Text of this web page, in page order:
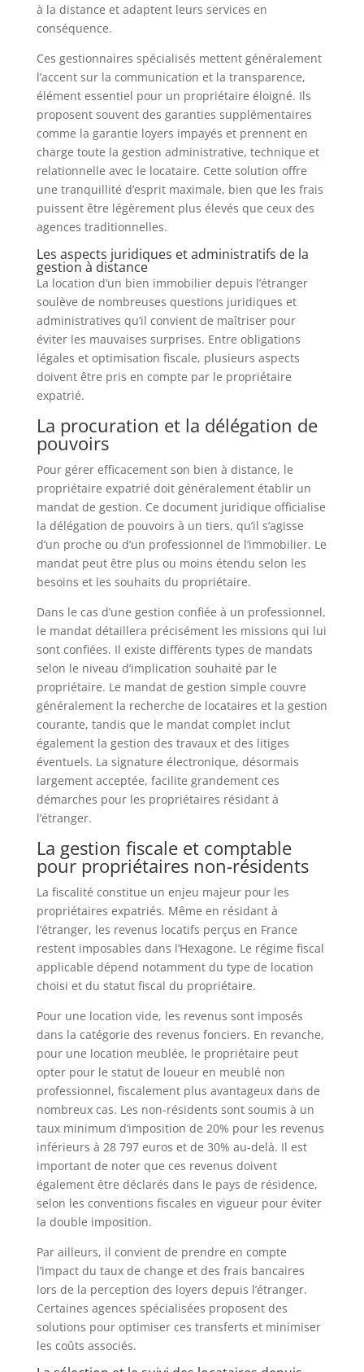
à la distance et adaptent leurs services en
conséquence.
Ces gestionnaires spécialisés mettent généralement
l’accent sur la communication et la transparence,
élément essentiel pour un propriétaire éloigné. Ils
proposent souvent des garanties supplémentaires
comme la garantie loyers impayés et prennent en
charge toute la gestion administrative, technique et
relationnelle avec le locataire. Cette solution offre
une tranquillité d’esprit maximale, bien que les frais
puissent être légèrement plus élevés que ceux des
agences traditionnelles.
Les aspects juridiques et administratifs de la
gestion à distance
La location d’un bien immobilier depuis l’étranger
soulève de nombreuses questions juridiques et
administratives qu’il convient de maîtriser pour
éviter les mauvaises surprises. Entre obligations
légales et optimisation fiscale, plusieurs aspects
doivent être pris en compte par le propriétaire
expatrié.
La procuration et la délégation de
pouvoirs
Pour gérer efficacement son bien à distance, le
propriétaire expatrié doit généralement établir un
mandat de gestion. Ce document juridique officialise
la délégation de pouvoirs à un tiers, qu’il s’agisse
d’un proche ou d’un professionnel de l’immobilier. Le
mandat peut être plus ou moins étendu selon les
besoins et les souhaits du propriétaire.
Dans le cas d’une gestion confiée à un professionnel,
le mandat détaillera précisément les missions qui lui
sont confiées. Il existe différents types de mandats
selon le niveau d’implication souhaité par le
propriétaire. Le mandat de gestion simple couvre
généralement la recherche de locataires et la gestion
courante, tandis que le mandat complet inclut
également la gestion des travaux et des litiges
éventuels. La signature électronique, désormais
largement acceptée, facilite grandement ces
démarches pour les propriétaires résidant à
l’étranger.
La gestion fiscale et comptable
pour propriétaires non-résidents
La fiscalité constitue un enjeu majeur pour les
propriétaires expatriés. Même en résidant à
l’étranger, les revenus locatifs perçus en France
restent imposables dans l’Hexagone. Le régime fiscal
applicable dépend notamment du type de location
choisi et du statut fiscal du propriétaire.
Pour une location vide, les revenus sont imposés
dans la catégorie des revenus fonciers. En revanche,
pour une location meublée, le propriétaire peut
opter pour le statut de loueur en meublé non
professionnel, fiscalement plus avantageux dans de
nombreux cas. Les non-résidents sont soumis à un
taux minimum d’imposition de 20% pour les revenus
inférieurs à 28 797 euros et de 30% au-delà. Il est
important de noter que ces revenus doivent
également être déclarés dans le pays de résidence,
selon les conventions fiscales en vigueur pour éviter
la double imposition.
Par ailleurs, il convient de prendre en compte
l’impact du taux de change et des frais bancaires
lors de la perception des loyers depuis l’étranger.
Certaines agences spécialisées proposent des
solutions pour optimiser ces transferts et minimiser
les coûts associés.